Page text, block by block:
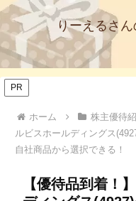
りーえるさ
PR
ホーム 株主優待
ルビスホールディングス
自社商品から選択できる！
【優待品到着！